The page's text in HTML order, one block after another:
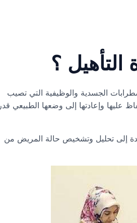
التأهيل ؟
الجسدية والوظيفية التي تصيب
عليها وإعادتها إلى وضعها الطبيعي قدر
إلى تحليل وتشخيص حالة المريض من